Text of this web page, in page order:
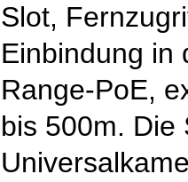
Slot,
Einbindung in
Range-PoE,
bis 500m. Die